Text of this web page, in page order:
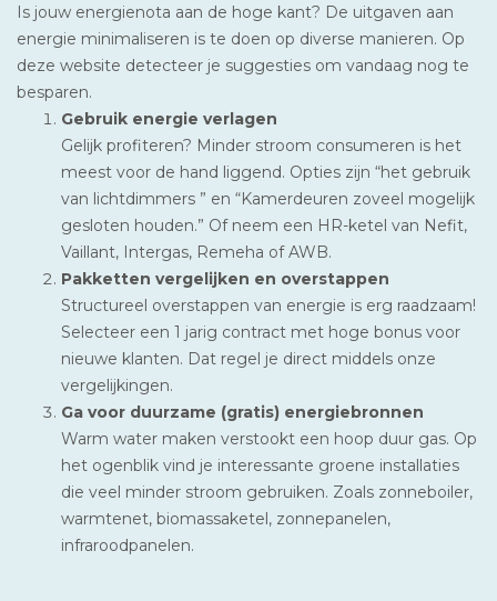
Is jouw energienota aan de hoge kant? De uitgaven aan
energie minimaliseren is te doen op diverse manieren. Op
deze website detecteer je suggesties om vandaag nog te
besparen.
Gebruik energie verlagen
Gelijk profiteren? Minder stroom consumeren is het
meest voor de hand liggend. Opties zijn “het gebruik
van lichtdimmers ” en “Kamerdeuren zoveel mogelijk
gesloten houden.” Of neem een HR-ketel van Nefit,
Vaillant, Intergas, Remeha of AWB.
Pakketten vergelijken en overstappen
Structureel overstappen van energie is erg raadzaam!
Selecteer een 1 jarig contract met hoge bonus voor
nieuwe klanten. Dat regel je direct middels onze
vergelijkingen.
Ga voor duurzame (gratis) energiebronnen
Warm water maken verstookt een hoop duur gas. Op
het ogenblik vind je interessante groene installaties
die veel minder stroom gebruiken. Zoals zonneboiler,
warmtenet, biomassaketel, zonnepanelen,
infraroodpanelen.